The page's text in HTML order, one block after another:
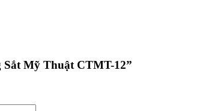
Mỹ Thuật CTMT-12”